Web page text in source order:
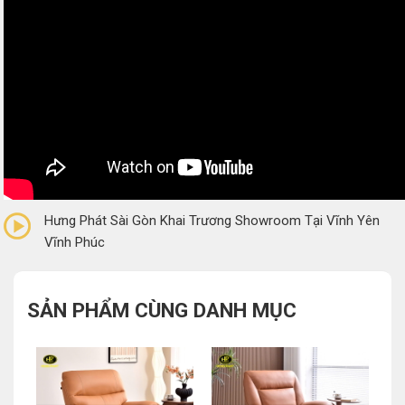
(0 Reviews)
Hưng Phát Sài Gòn Khai Trương Showroom Tại Vĩnh Yên
Vĩnh Phúc
SẢN PHẨM CÙNG DANH MỤC